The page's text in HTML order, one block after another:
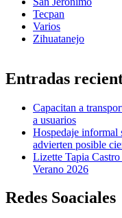
Tecpan
Varios
Zihuatanejo
Entradas
Capacitan a
a usuarios
Hospedaje informal
advierten posible
Lizette Tapia
Verano 2026
Redes Soaciales